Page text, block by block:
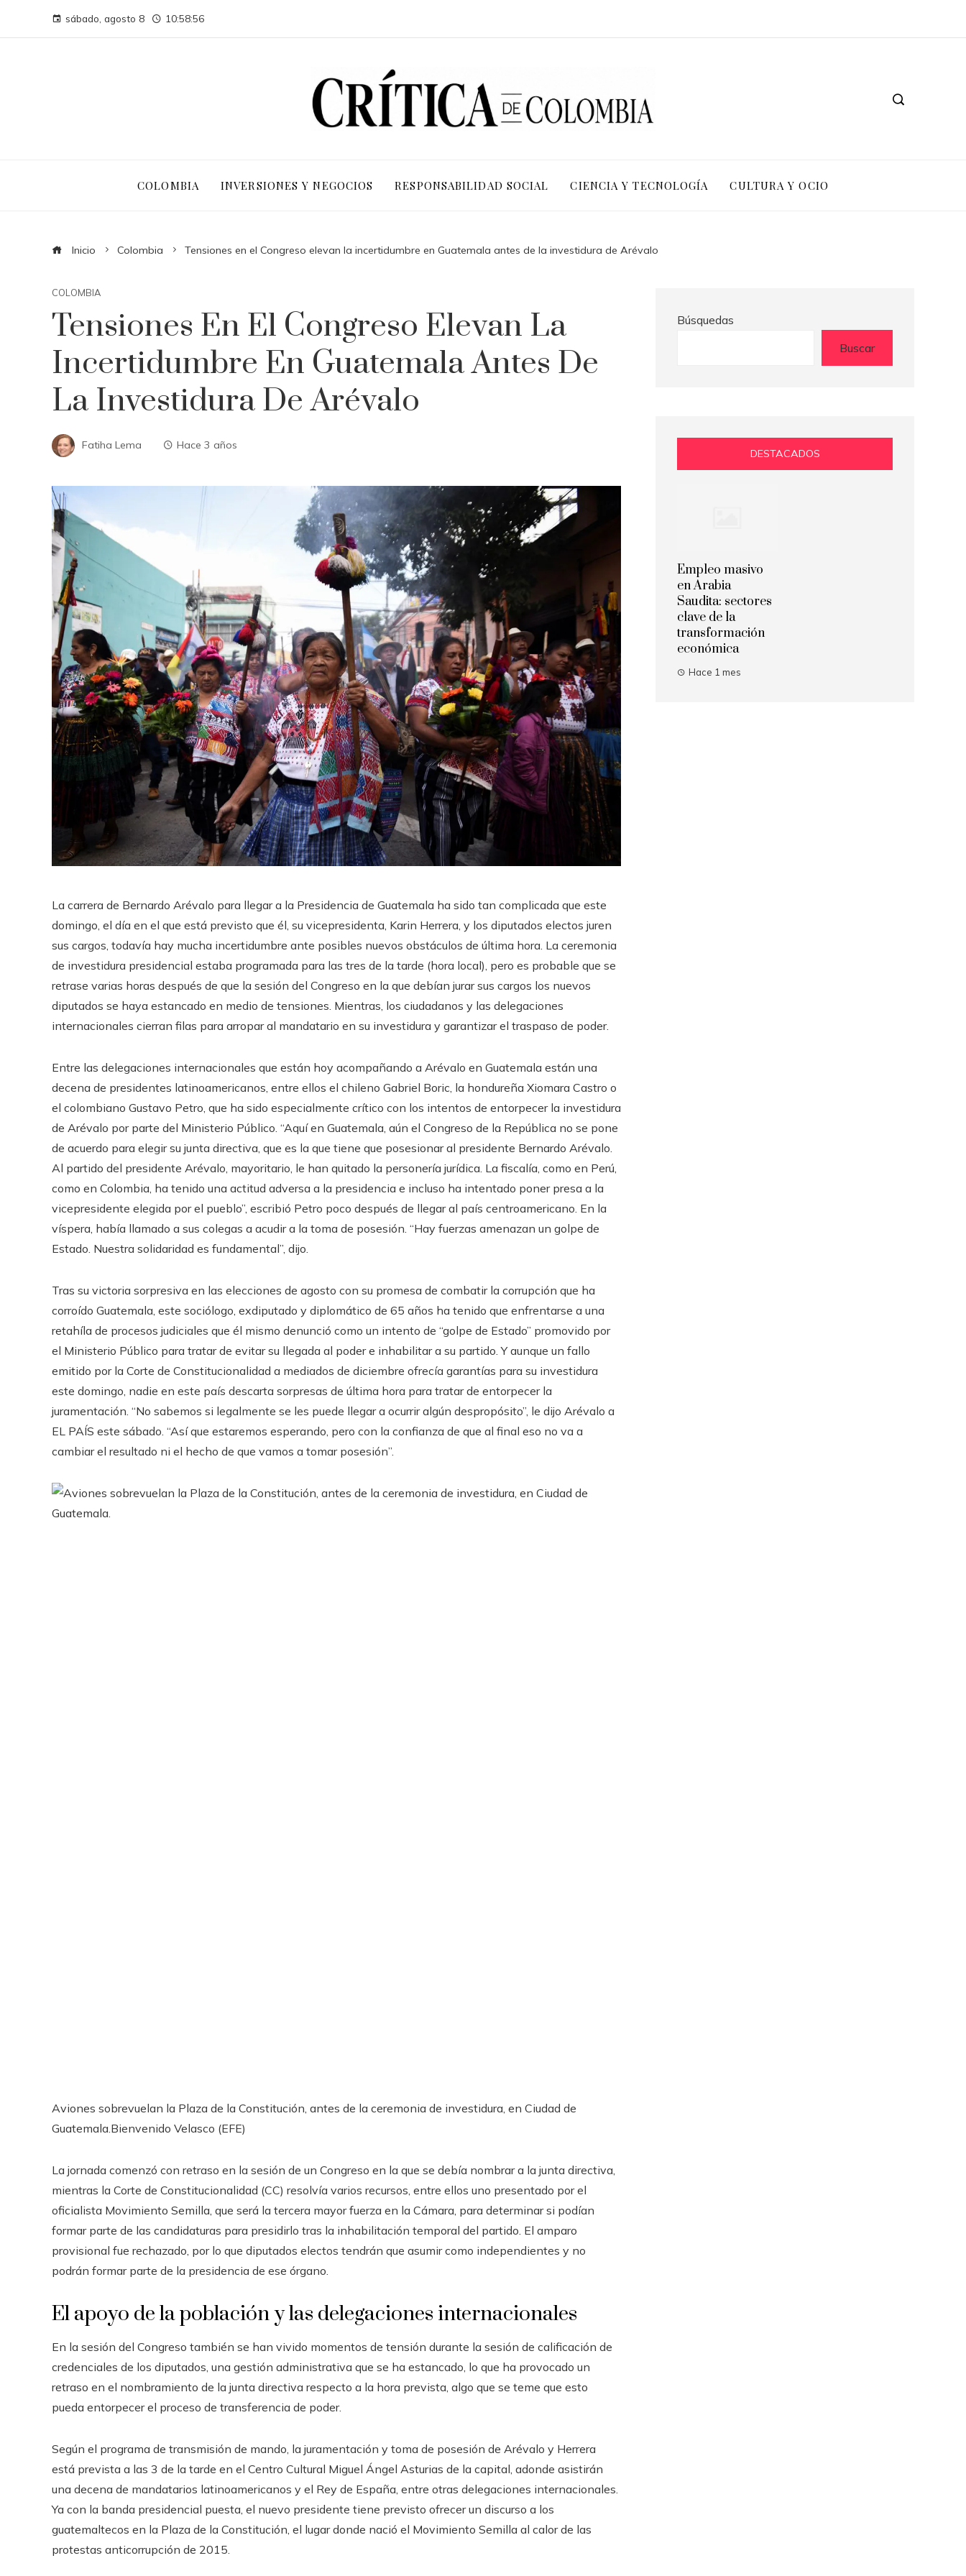
sábado, agosto 8 10:58:57
COLOMBIA INVERSIONES Y NEGOCIOS RESPONSABILIDAD SOCIAL CIENCIA Y TECNOLOGÍA CULTURA Y OCIO
Inicio Colombia Tensiones en el Congreso elevan la incertidumbre en Guatemala antes de la investidura de Arévalo
COLOMBIA
Tensiones En El Congreso Elevan La
Incertidumbre En Guatemala Antes De
La Investidura De Arévalo
Fatiha Lema Hace 3 años
La carrera de Bernardo Arévalo para llegar a la Presidencia de Guatemala ha sido tan complicada que este
domingo, el día en el que está previsto que él, su vicepresidenta, Karin Herrera, y los diputados electos juren
sus cargos, todavía hay mucha incertidumbre ante posibles nuevos obstáculos de última hora. La ceremonia
de investidura presidencial estaba programada para las tres de la tarde (hora local), pero es probable que se
retrase varias horas después de que la sesión del Congreso en la que debían jurar sus cargos los nuevos
diputados se haya estancado en medio de tensiones. Mientras, los ciudadanos y las delegaciones
internacionales cierran filas para arropar al mandatario en su investidura y garantizar el traspaso de poder.
Entre las delegaciones internacionales que están hoy acompañando a Arévalo en Guatemala están una
decena de presidentes latinoamericanos, entre ellos el chileno Gabriel Boric, la hondureña Xiomara Castro o
el colombiano Gustavo Petro, que ha sido especialmente crítico con los intentos de entorpecer la investidura
de Arévalo por parte del Ministerio Público. “Aquí en Guatemala, aún el Congreso de la República no se pone
de acuerdo para elegir su junta directiva, que es la que tiene que posesionar al presidente Bernardo Arévalo.
Al partido del presidente Arévalo, mayoritario, le han quitado la personería jurídica. La fiscalía, como en Perú,
como en Colombia, ha tenido una actitud adversa a la presidencia e incluso ha intentado poner presa a la
vicepresidente elegida por el pueblo”, escribió Petro poco después de llegar al país centroamericano. En la
víspera, había llamado a sus colegas a acudir a la toma de posesión. “Hay fuerzas amenazan un golpe de
Estado. Nuestra solidaridad es fundamental”, dijo.
Tras su victoria sorpresiva en las elecciones de agosto con su promesa de combatir la corrupción que ha
corroído Guatemala, este sociólogo, exdiputado y diplomático de 65 años ha tenido que enfrentarse a una
retahíla de procesos judiciales que él mismo denunció como un intento de “golpe de Estado” promovido por
el Ministerio Público para tratar de evitar su llegada al poder e inhabilitar a su partido. Y aunque un fallo
emitido por la Corte de Constitucionalidad a mediados de diciembre ofrecía garantías para su investidura
este domingo, nadie en este país descarta sorpresas de última hora para tratar de entorpecer la
juramentación. “No sabemos si legalmente se les puede llegar a ocurrir algún despropósito”, le dijo Arévalo a
EL PAÍS este sábado. “Así que estaremos esperando, pero con la confianza de que al final eso no va a
cambiar el resultado ni el hecho de que vamos a tomar posesión”.
Aviones sobrevuelan la Plaza de la Constitución, antes de la ceremonia de investidura, en Ciudad de
Guatemala. Bienvenido Velasco (EFE)
La jornada comenzó con retraso en la sesión de un Congreso en la que se debía nombrar a la junta directiva,
mientras la Corte de Constitucionalidad (CC) resolvía varios recursos, entre ellos uno presentado por el
oficialista Movimiento Semilla, que será la tercera mayor fuerza en la Cámara, para determinar si podían
formar parte de las candidaturas para presidirlo tras la inhabilitación temporal del partido. El amparo
provisional fue rechazado, por lo que diputados electos tendrán que asumir como independientes y no
podrán formar parte de la presidencia de ese órgano.
El apoyo de la población y las delegaciones internacionales
En la sesión del Congreso también se han vivido momentos de tensión durante la sesión de calificación de
credenciales de los diputados, una gestión administrativa que se ha estancado, lo que ha provocado un
retraso en el nombramiento de la junta directiva respecto a la hora prevista, algo que se teme que esto
pueda entorpecer el proceso de transferencia de poder.
Según el programa de transmisión de mando, la juramentación y toma de posesión de Arévalo y Herrera
está prevista a las 3 de la tarde en el Centro Cultural Miguel Ángel Asturias de la capital, adonde asistirán
una decena de mandatarios latinoamericanos y el Rey de España, entre otras delegaciones internacionales.
Ya con la banda presidencial puesta, el nuevo presidente tiene previsto ofrecer un discurso a los
guatemaltecos en la Plaza de la Constitución, el lugar donde nació el Movimiento Semilla al calor de las
protestas anticorrupción de 2015.
Búsquedas
Buscar
DESTACADOS
Empleo masivo
en Arabia
Saudita: sectores
clave de la
transformación
económica
Hace 1 mes